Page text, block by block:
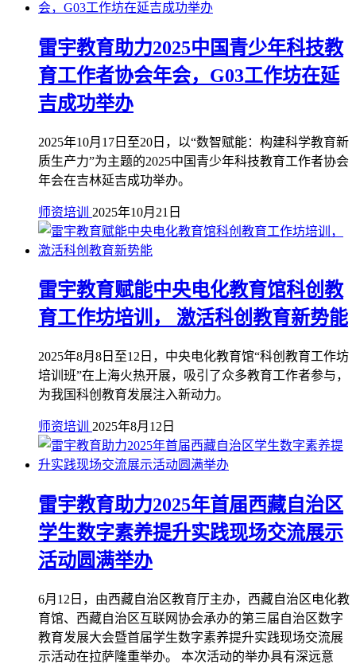
雷宇教育助力2025中国青少年科技教
育工作者协会年会，G03工作坊在延
吉成功举办
2025年10月17日至20日，以“数智赋能：构建科学教育新
质生产力”为主题的2025中国青少年科技教育工作者协会
年会在吉林延吉成功举办。
师资培训 2025年10月21日
雷宇教育赋能中央电化教育馆科创教
育工作坊培训， 激活科创教育新势能
2025年8月8日至12日，中央电化教育馆“科创教育工作坊
培训班”在上海火热开展，吸引了众多教育工作者参与，
为我国科创教育发展注入新动力。
师资培训 2025年8月12日
雷宇教育助力2025年首届西藏自治区
学生数字素养提升实践现场交流展示
活动圆满举办
6月12日，由西藏自治区教育厅主办，西藏自治区电化教
育馆、西藏自治区互联网协会承办的第三届自治区数字
教育发展大会暨首届学生数字素养提升实践现场交流展
示活动在拉萨隆重举办。 本次活动的举办具有深远意